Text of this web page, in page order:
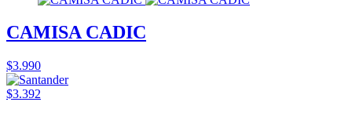
CAMISA CADIC
$3.990
$3.392